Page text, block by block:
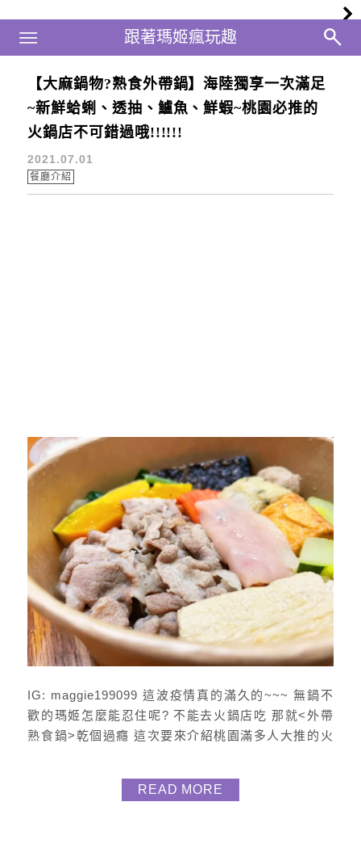
跟著瑪姬瘋玩趣
跟著瑪姬瘋玩趣
Main Menu
藝文大麻鍋物
【大麻鍋物?熟食外帶鍋】海陸獨享一次滿足
~新鮮蛤蜊、透抽、鱸魚、鮮蝦~桃園必推的
火鍋店不可錯過哦!!!!!!
2021.07.01
餐廳介紹
IG: maggie199099 這波疫情真的滿久的~~~ 無鍋不
歡的瑪姬怎麼能忍住呢? 不能去火鍋店吃 那就<外帶
熟食鍋>乾個過癮 這次要來介紹桃園滿多人大推的火
著鮮味食足的海鮮湯底 ✅重量級蛤蜊、透抽、鱸魚、
鮮蝦 ✅搭配嚴選的梅花豬 ✅季節蔬果及必點火鍋料共
READ MORE